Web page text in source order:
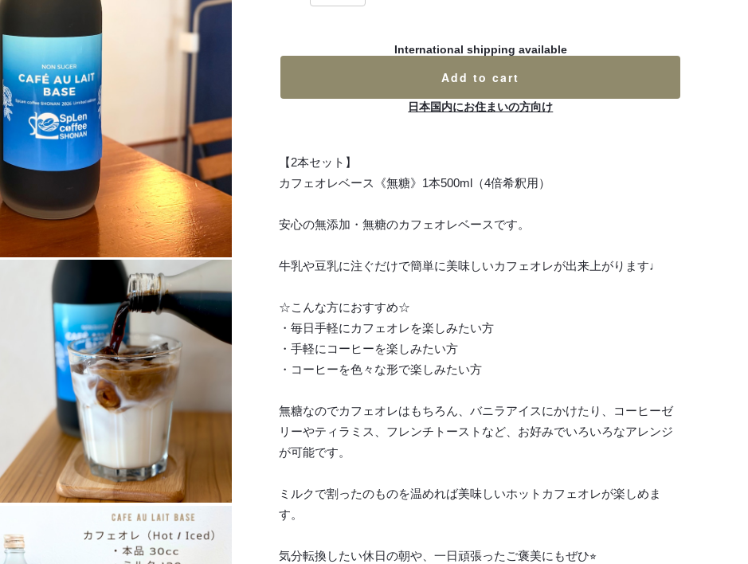
International shipping available
Add to cart
日本国内にお住まいの方向け
【2本セット】
カフェオレベース《無糖》1本500ml（4倍希釈用）
安心の無添加・無糖のカフェオレベースです。
牛乳や豆乳に注ぐだけで簡単に美味しいカフェオレが出来上がります♩
☆こんな方におすすめ☆
・毎日手軽にカフェオレを楽しみたい方
・手軽にコーヒーを楽しみたい方
・コーヒーを色々な形で楽しみたい方
無糖なのでカフェオレはもちろん、バニラアイスにかけたり、コーヒーゼ
リーやティラミス、フレンチトーストなど、お好みでいろいろなアレンジ
が可能です。
ミルクで割ったのものを温めれば美味しいホットカフェオレが楽しめま
す。
気分転換したい休日の朝や、一日頑張ったご褒美にもぜひ⭐︎